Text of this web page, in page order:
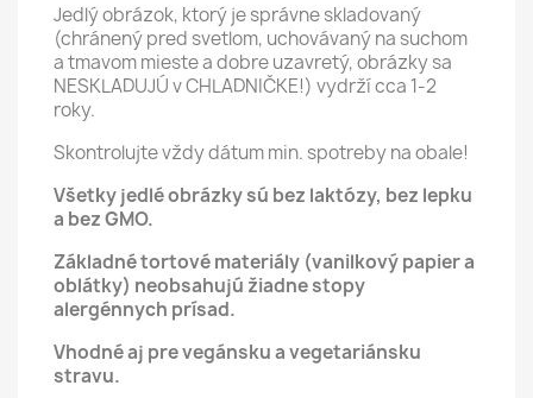
Jedlý obrázok, ktorý je správne skladovaný
(chránený pred svetlom, uchovávaný na suchom
a tmavom mieste a dobre uzavretý, obrázky sa
NESKLADUJÚ v CHLADNIČKE!) vydrží cca 1-2
roky.
Skontrolujte vždy dátum min. spotreby na obale!
Všetky jedlé obrázky sú bez laktózy, bez lepku
a bez GMO.
Základné tortové materiály (vanilkový papier a
oblátky) neobsahujú žiadne stopy
alergénnych prísad.
Vhodné aj pre vegánsku a vegetariánsku
stravu.